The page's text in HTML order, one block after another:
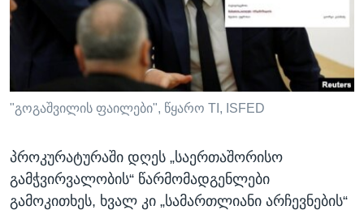
"გოგაშვილის ფაილები", წყარო TI, ISFED
პროკურატურაში დღეს „საერთაშორისო
გამჭვირვალობის“ წარმომადგენლები
გამოკითხეს, ხვალ კი „სამართლიანი არჩევნების“